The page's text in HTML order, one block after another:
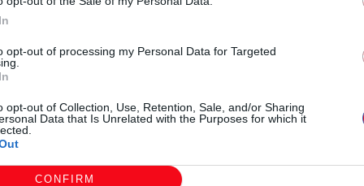
opt-out of processing my Personal Data for Targeted
opt-out of Collection, Use, Retention, Sale, and/or Sharing
Data that Is Unrelated with the Purposes for which it
CONFIRM
γηπέδου με τους νεαρούς παίχτες του Σωφρόνη
σε διψήφιο αριθμό πόντων που έφτασε
παράτησαν και μείωσαν στους 14 με το τέλος του
η διαφορά παρέμεινε σε απόσταση ασφαλείας με την
του κυπέλλου ΕΚΑΣΑΜΑΘ «Τάσος Χαραλαμπίδης»
να δέχεται το χειροκρότημα για την τίμια